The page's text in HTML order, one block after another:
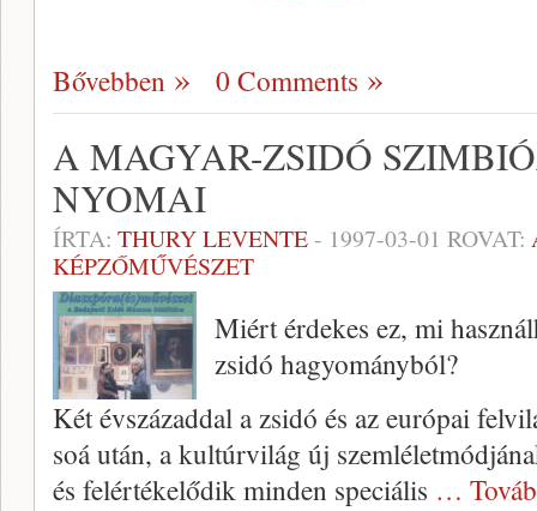
Bővebben 0 Comments
A MAGYAR-ZSIDÓ
NYOMAI
ÍRTA: THURY LEVENTE- 1997-03-01 ROVAT:
KÉPZŐMŰVÉSZET
Miért érdekes ez, mi
zsidó hagyományból?
Két évszázaddal a zsidó és az európai
soá után, a kultúrvilág új
és felér­tékelődik minden speciális …